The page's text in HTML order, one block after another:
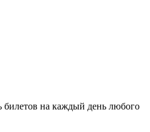
на каждый день любого